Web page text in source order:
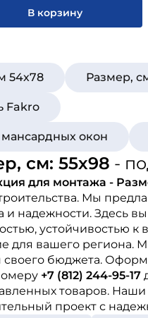
В корзину
54х78 Размер,
Fakro
окон
см: 55х98 -
для монтажа -
Мы
надежности. Здесь
вашего региона.
бюджета.
+7 (812) 244-95-17
товаров.
проект с